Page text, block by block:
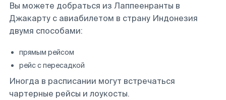
Вы можете добраться из Лаппеенранты в
Джакарту с авиабилетом в страну Индонезия
двумя способами:
прямым рейсом
рейс с пересадкой
Иногда в расписании могут встречаться
чартерные рейсы и лоукосты.